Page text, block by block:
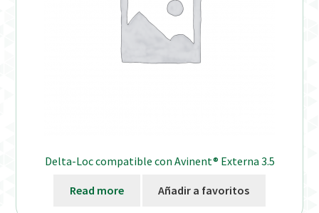
Delta-Loc compatible con Avinent® Externa 3.5
Read more Añadir a favoritos